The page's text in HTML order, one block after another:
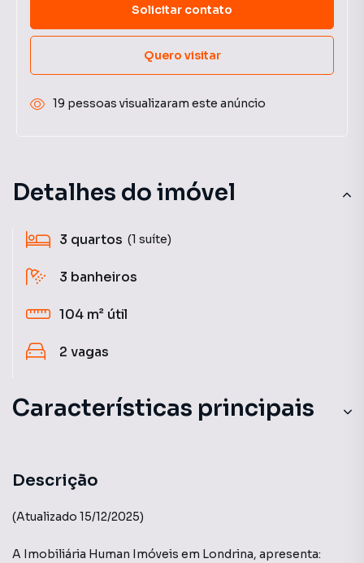
Detalhes do imóvel
3 quartos (1 suíte)
3 banheiros
104 m² útil
2 vagas
Características principais
Varanda gourmet
Ar-Condicionado
Sacada com Skin Glass
Descrição
(Atualizado 15/12/2025)
A Imobiliária Human Imóveis em Londrina, apresenta:
Solicitar contato
Quero visitar
19 pessoas visualizaram este anúncio